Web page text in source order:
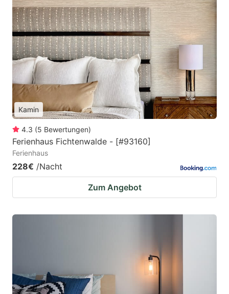
Kamin
4.3 (5 Bewertungen)
Ferienhaus Fichtenwalde - [#93160]
Ferienhaus
228€ /Nacht
Zum Angebot